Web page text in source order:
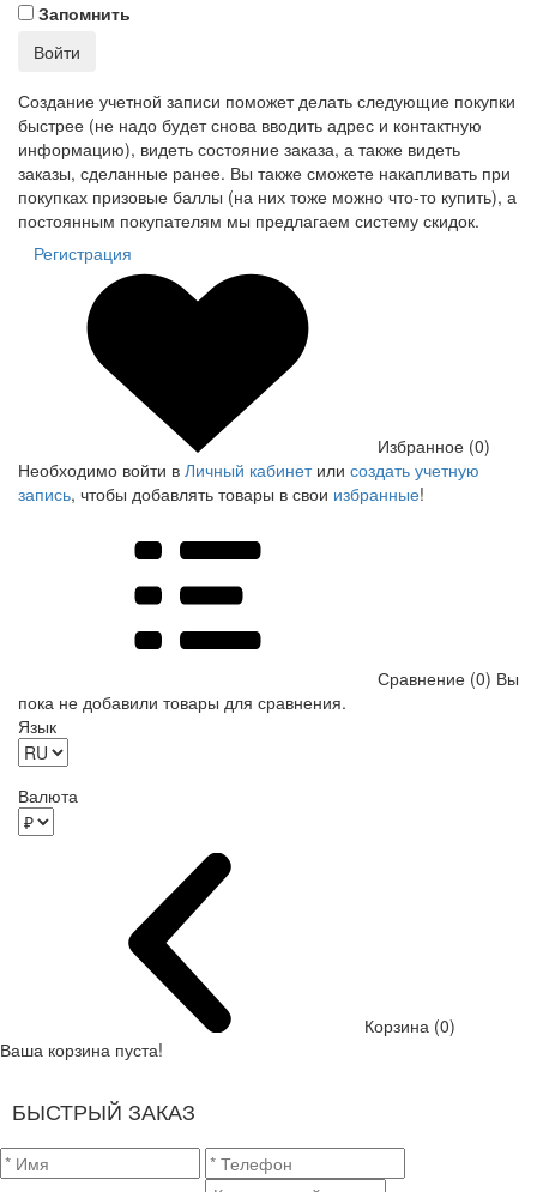
Запомнить
Войти
Создание учетной записи поможет делать следующие покупки
быстрее (не надо будет снова вводить адрес и контактную
информацию), видеть состояние заказа, а также видеть
заказы, сделанные ранее. Вы также сможете накапливать при
покупках призовые баллы (на них тоже можно что-то купить), а
постоянным покупателям мы предлагаем систему скидок.
Регистрация
Избранное (0)
Необходимо войти в Личный кабинетили создать учетную
запись, чтобы добавлять товары в свои избранные!
Сравнение (0) Вы
пока не добавили товары для сравнения.
Язык
Валюта
Корзина (0)
Ваша корзина пуста!
БЫСТРЫЙ ЗАКАЗ